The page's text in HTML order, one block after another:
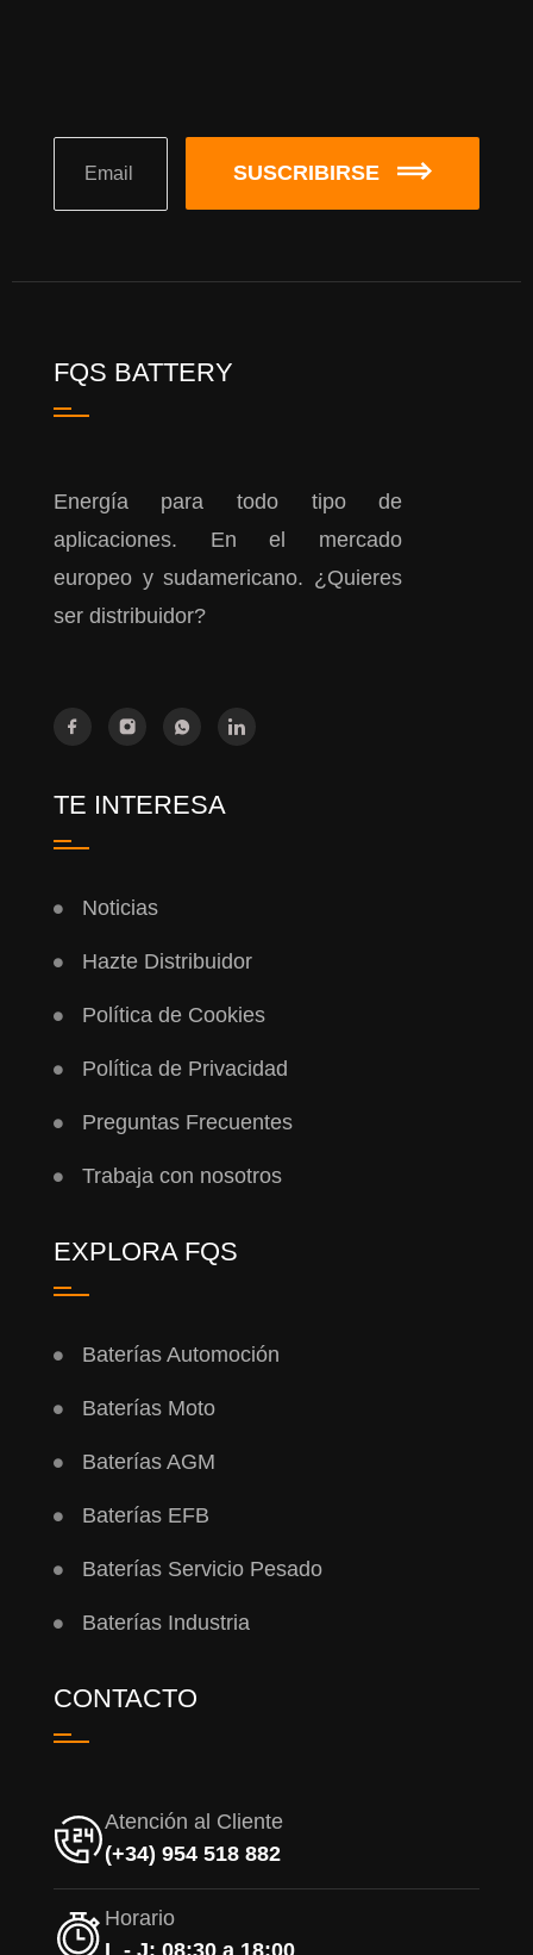
SUSCRIBIRSE
FQS BATTERY
Energía para todo tipo de
aplicaciones. En el mercado
europeo y sudamericano. ¿Quieres
ser distribuidor?
TE INTERESA
Noticias
Hazte Distribuidor
Política de Cookies
Política de Privacidad
Preguntas Frecuentes
Trabaja con nosotros
EXPLORA FQS
Baterías Automoción
Baterías Moto
Baterías AGM
Baterías EFB
Baterías Servicio Pesado
Baterías Industria
CONTACTO
Atención al Cliente
(+34) 954 518 882
Horario